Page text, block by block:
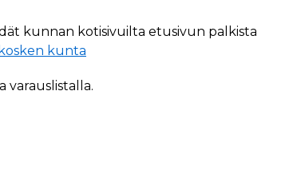
kunnan kotisivuilta etusivun palkista
kunta
varauslistalla.